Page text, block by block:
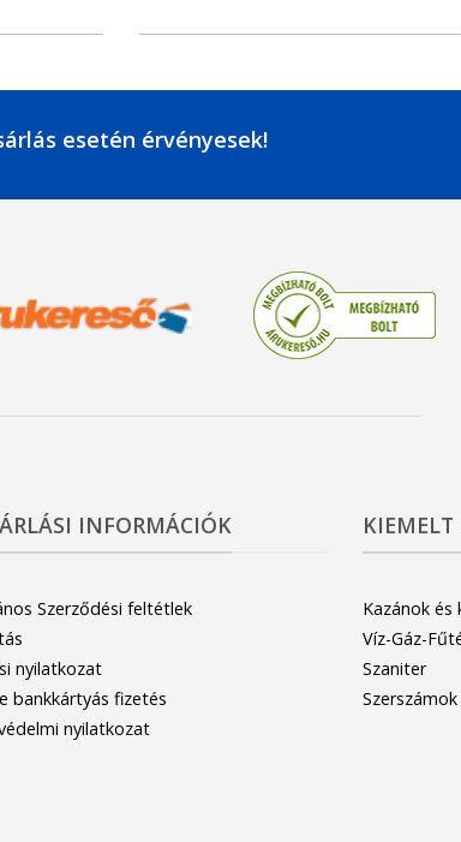
esetén érvényesek!
INFORMÁCIÓK
Szerződési feltétlek
nyilatkozat
bankkártyás fizetés
nyilatkozat
KIEMELT
Kazánok és
Víz-Gáz-
Szaniter
Szerszámok